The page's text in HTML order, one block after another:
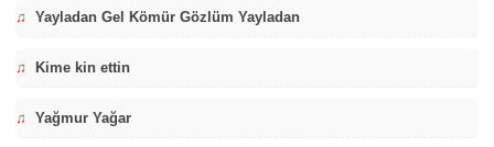
♫ Yayladan Gel Kömür Gözlüm Yayladan
♫ Kime kin ettin
♫ Yağmur Yağar